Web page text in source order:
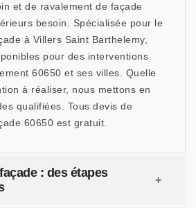
et de ravalement de façade
besoin. Spécialisée pour le
à Villers Saint Barthelemy,
pour des interventions
60650 et ses villes. Quelle
à réaliser, nous mettons en
qualifiées. Tous devis de
60650 est gratuit.
: des étapes